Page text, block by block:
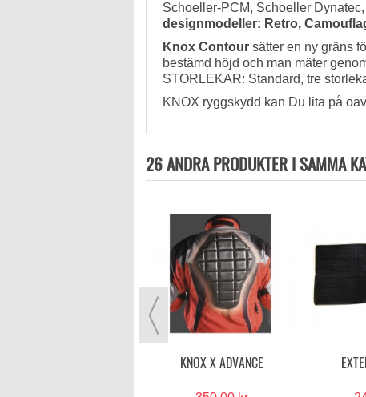
Schoeller-PCM, Schoeller
designmodeller: Retro,
Knox Contour sätter en ny gräns
bestämd höjd och man mäter
STORLEKAR: Standard, tre
KNOX ryggskydd kan Du lita på
26 ANDRA PRODUKTER I SAMMA
KNOX X ADVANCE